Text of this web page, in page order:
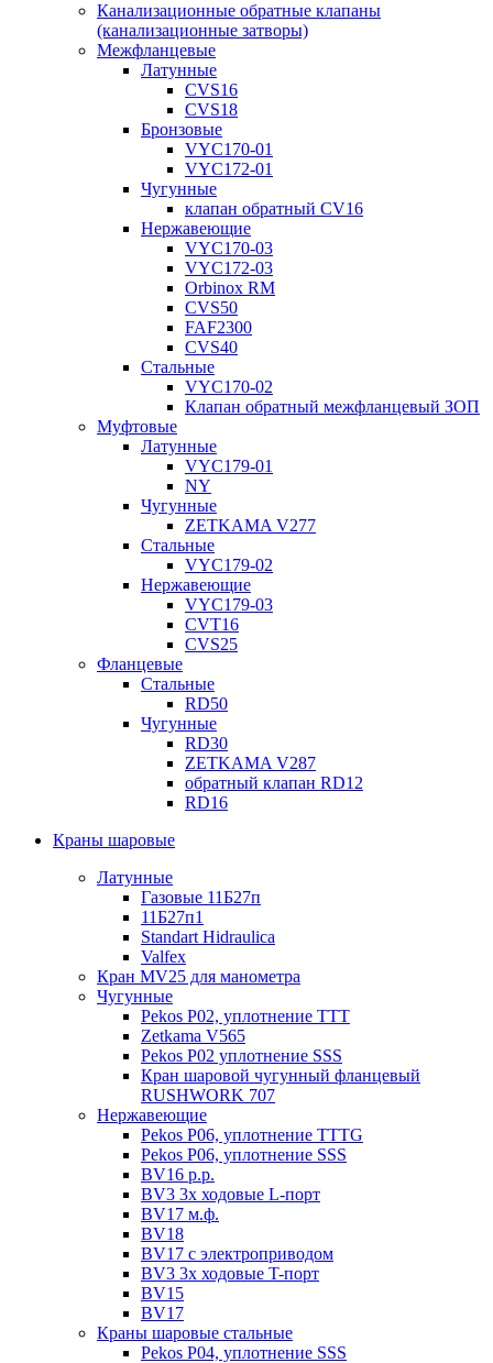
Канализационные обратные клапаны
(канализационные затворы)
Межфланцевые
Латунные
CVS16
CVS18
Бронзовые
VYC170-01
VYC172-01
Чугунные
клапан обратный CV16
Нержавеющие
VYC170-03
VYC172-03
Orbinox RM
CVS50
FAF2300
CVS40
Стальные
VYC170-02
Клапан обратный межфланцевый ЗОП
Муфтовые
Латунные
VYC179-01
NY
Чугунные
ZETKAMA V277
Стальные
VYC179-02
Нержавеющие
VYC179-03
CVT16
CVS25
Фланцевые
Стальные
RD50
Чугунные
RD30
ZETKAMA V287
обратный клапан RD12
RD16
Краны шаровые
Латунные
Газовые 11Б27п
11Б27п1
Standart Hidraulica
Valfex
Кран MV25 для манометра
Чугунные
Pekos P02, уплотнение ТТТ
Zetkama V565
Pekos P02 уплотнение SSS
Кран шаровой чугунный фланцевый
RUSHWORK 707
Нержавеющие
Pekos P06, уплотнение ТТТG
Pekos P06, уплотнение SSS
BV16 р.р.
BV3 3х ходовые L-порт
BV17 м.ф.
BV18
BV17 с электроприводом
BV3 3х ходовые T-порт
BV15
BV17
Краны шаровые стальные
Pekos P04, уплотнение SSS